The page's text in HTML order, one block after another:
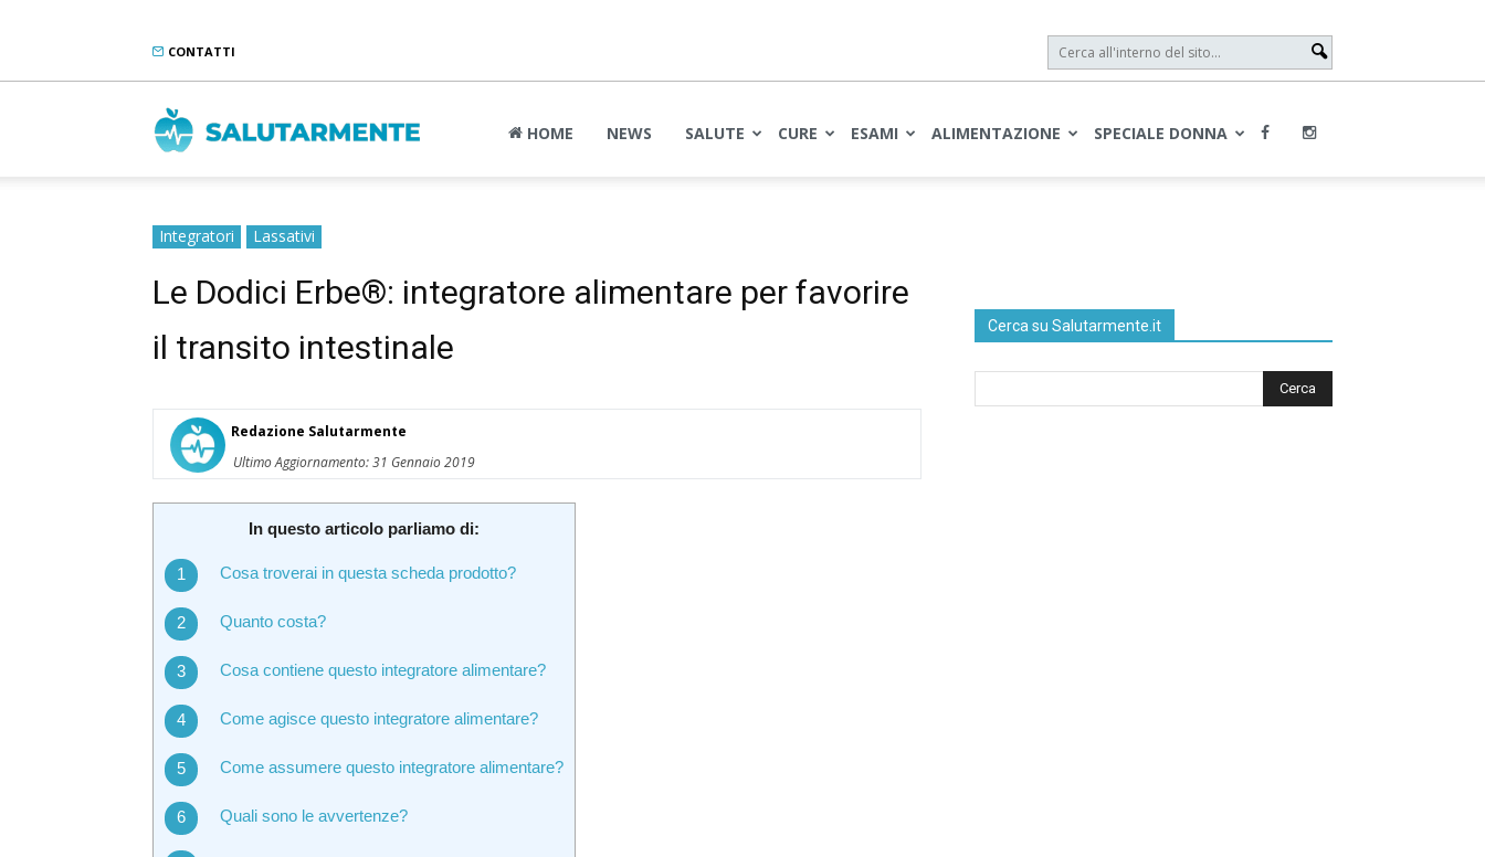
CONTATTI
Salutarmente HOME NEWS SALUTE CURE ESAMI ALIMENTAZIONE SPECIALE DONNA
Integratori Lassativi
Le Dodici Erbe®: integratore alimentare per favorire
il transito intestinale
Redazione Salutarmente
Ultimo Aggiornamento: 31 Gennaio 2019
In questo articolo parliamo di:
Cosa troverai in questa scheda prodotto?
Quanto costa?
Cosa contiene questo integratore alimentare?
Come agisce questo integratore alimentare?
Come assumere questo integratore alimentare?
Quali sono le avvertenze?
Cerca su Salutarmente.it